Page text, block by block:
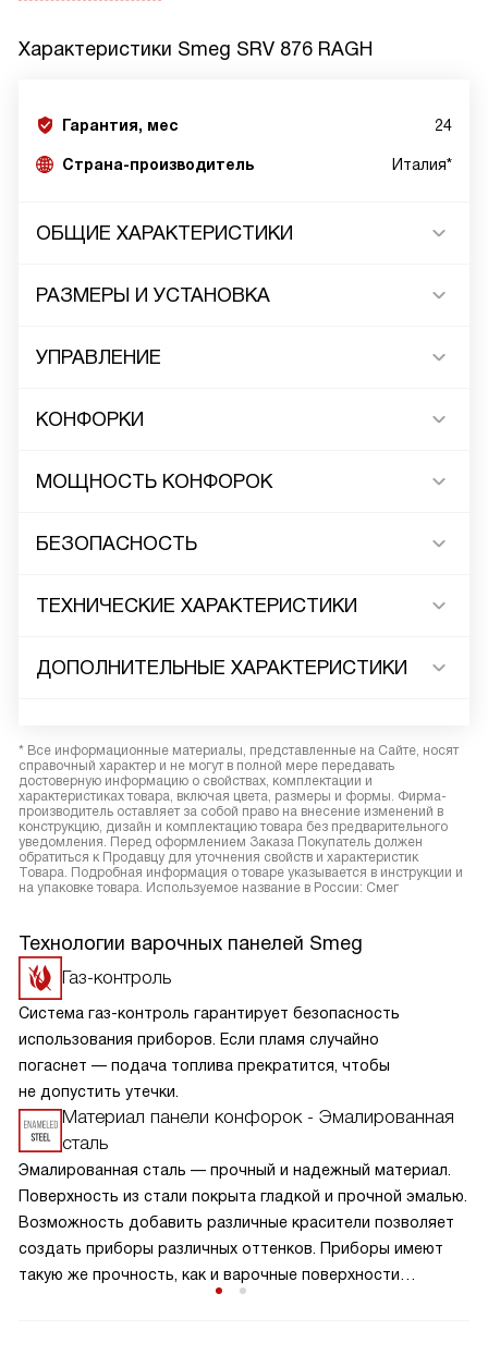
Характеристики Smeg SRV 876 RAGH
Гарантия, мес 24
Страна-производитель Италия*
ОБЩИЕ ХАРАКТЕРИСТИКИ
РАЗМЕРЫ И УСТАНОВКА
УПРАВЛЕНИЕ
КОНФОРКИ
МОЩНОСТЬ КОНФОРОК
БЕЗОПАСНОСТЬ
ТЕХНИЧЕСКИЕ ХАРАКТЕРИСТИКИ
ДОПОЛНИТЕЛЬНЫЕ ХАРАКТЕРИСТИКИ
* Все информационные материалы, представленные на Сайте, носят
справочный характер и не могут в полной мере передавать
достоверную информацию о свойствах, комплектации и
характеристиках товара, включая цвета, размеры и формы. Фирма-
производитель оставляет за собой право на внесение изменений в
конструкцию, дизайн и комплектацию товара без предварительного
уведомления. Перед оформлением Заказа Покупатель должен
обратиться к Продавцу для уточнения свойств и характеристик
Товара. Подробная информация о товаре указывается в инструкции и
на упаковке товара. Используемое название в России: Смег
Технологии варочных панелей Smeg
Газ-контроль
Система газ-контроль гарантирует безопасность
использования приборов. Если пламя случайно
погаснет — подача топлива прекратится, чтобы
не допустить утечки.
Материал панели конфорок - Эмалированная
сталь
Эмалированная сталь — прочный и надежный материал.
Поверхность из стали покрыта гладкой и прочной эмалью.
Возможность добавить различные красители позволяет
создать приборы различных оттенков. Приборы имеют
такую же прочность, как и варочные поверхности